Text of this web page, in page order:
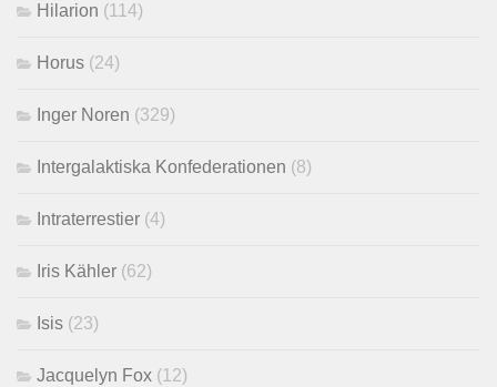
Hilarion (114)
Horus (24)
Inger Noren (329)
Intergalaktiska Konfederationen (8)
Intraterrestier (4)
Iris Kähler (62)
Isis (23)
Jacquelyn Fox (12)